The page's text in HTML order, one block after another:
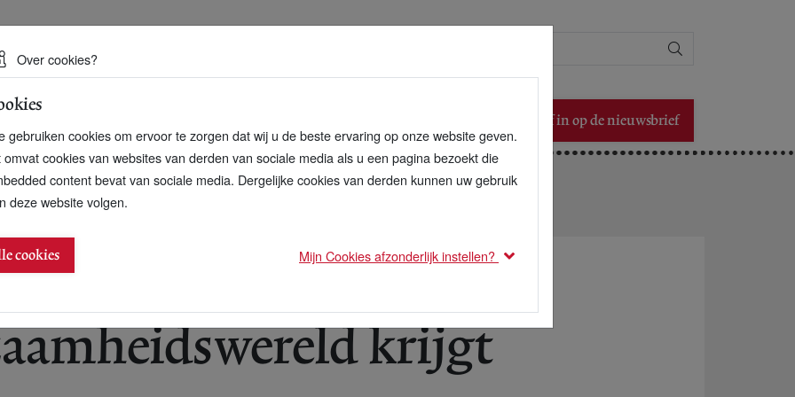
duurzame toekomst
Schrijf in op de nieuwsbrief
eigen arbeidsbemiddeling
krijgt
Over cookies?
gebruiken cookies om ervoor te zorgen dat wij u de beste ervaring op onze website geven.
omvat cookies van websites van derden van sociale media als u een pagina bezoekt die
content bevat van sociale media. Dergelijke cookies van derden kunnen uw gebruik
deze website volgen.
cookies Mijn Cookies afzonderlijk instellen?